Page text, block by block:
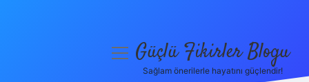
menüyüGüçlü Fikirler Blogu
Sağlam önerilerle hayatını güçlendir!